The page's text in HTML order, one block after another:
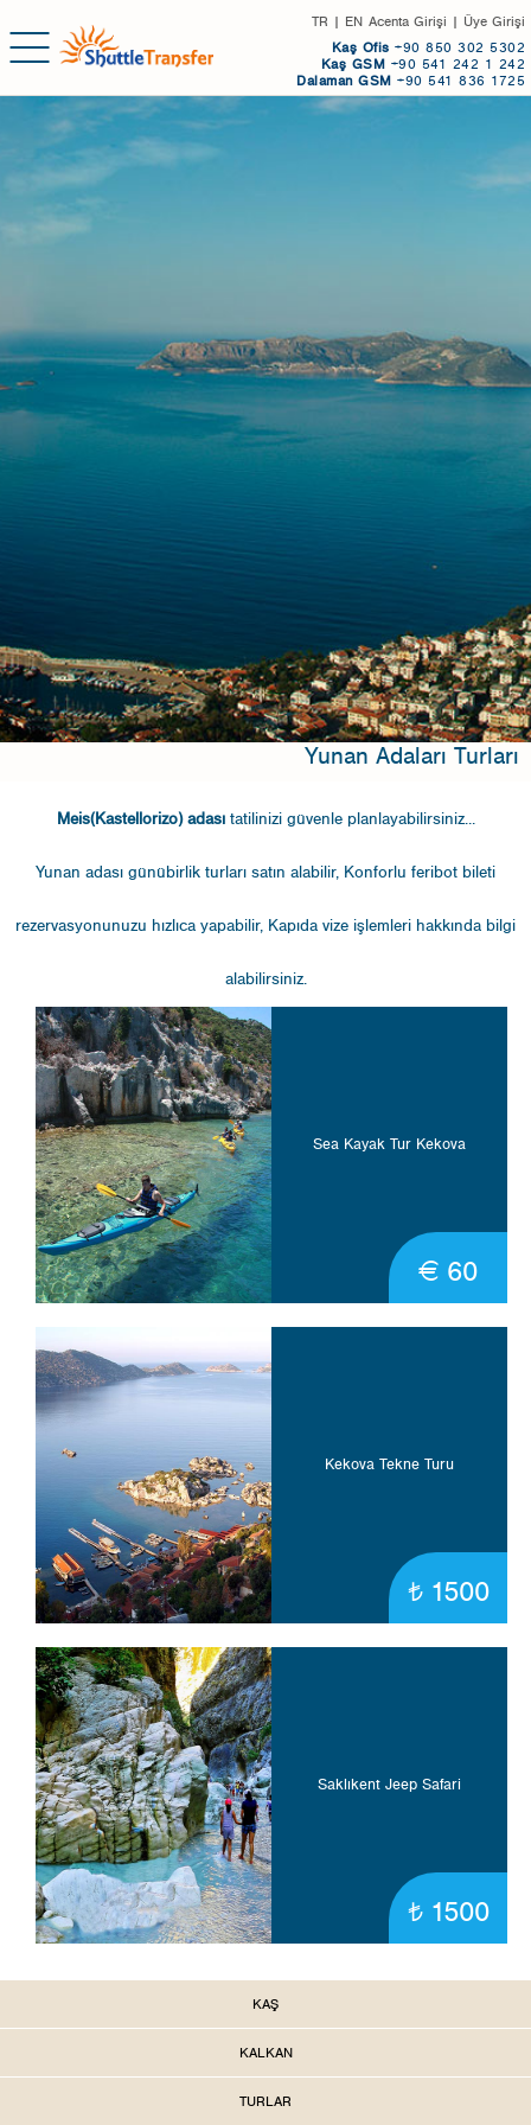
Acenta Girişi | Üye Girişi
TR | EN
Kaş Ofis +90 850 302 5302
Kaş GSM +90 541 242 1 242
Dalaman GSM +90 541 836 1725
Yunan Adaları Turları
Meis(Kastellorizo) adasıtatilinizi güvenle planlayabilirsiniz...
Yunan adası günübirlik turları satın alabilir, Konforlu feribot bileti
rezervasyonunuzu hızlıca yapabilir, Kapıda vize işlemleri hakkında bilgi
alabilirsiniz.
Sea Kayak Tur Kekova
€ 60
Kekova Tekne Turu
t1500
Saklıkent Jeep Safari
t1500
KAŞ
KALKAN
TURLAR